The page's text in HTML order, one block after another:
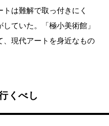
は難解で取っ付きにく
ていた。「極小美術館」
、現代アートを身近なもの
くべし